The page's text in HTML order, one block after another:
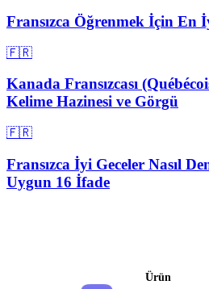
Fransızca Öğrenmek İçin En
🇫🇷
Kanada Fransızcası
Kelime Hazinesi ve Görgü
🇫🇷
Fransızca İyi Geceler Nasıl
Uygun 16 İfade
Ürün